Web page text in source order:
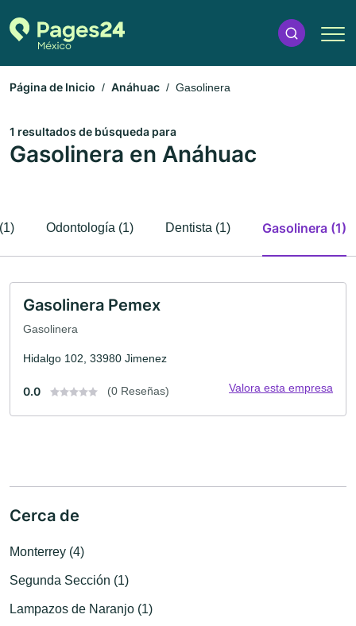
Página de Inicio Anáhuac Gasolinera
1 resultados de búsqueda para
Gasolinera en Anáhuac
Odontología (1) Dentista (1) Gasolinera (1)
Gasolinera Pemex
Gasolinera
Hidalgo 102, 33980 Jimenez
0.0 (0 Reseñas) Valora esta empresa
Cerca de
Monterrey (4)
Segunda Sección (1)
Lampazos de Naranjo (1)